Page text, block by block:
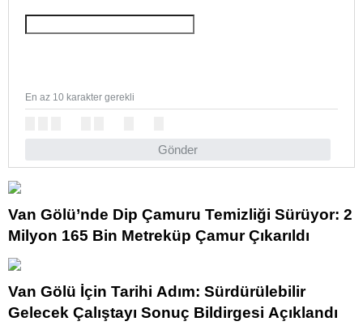
Gönder
En az 10 karakter gerekli
Van Gölü’nde Dip Çamuru Temizliği Sürüyor: 2
Milyon 165 Bin Metreküp Çamur Çıkarıldı
Van Gölü İçin Tarihi Adım: Sürdürülebilir
Gelecek Çalıştayı Sonuç Bildirgesi Açıklandı